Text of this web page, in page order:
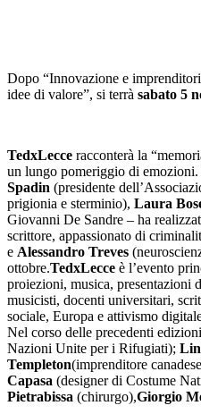
Dopo “Innovazione e
idee di valore”, si terrà sabato 5
TedxLecce racconterà la
un lungo pomeriggio di
Spadin (presidente
prigionia e sterminio), Laura
Giovanni De Sandre – ha
scrittore, appassionato di
e Alessandro Treves
ottobre.TedxLecce è l’evento
proiezioni, musica,
musicisti, docenti universitari,
sociale, Europa e attivismo
Nel corso delle precedenti edizioni
Nazioni Unite per i Rifugiati);
Templeton(imprenditore
Capasa (designer di Costume
Pietrabissa (chirurgo),Giorgio